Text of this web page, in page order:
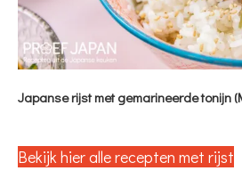
Japanse rijst met gemarineerde tonijn
Bekijk hier alle recepten met rijst